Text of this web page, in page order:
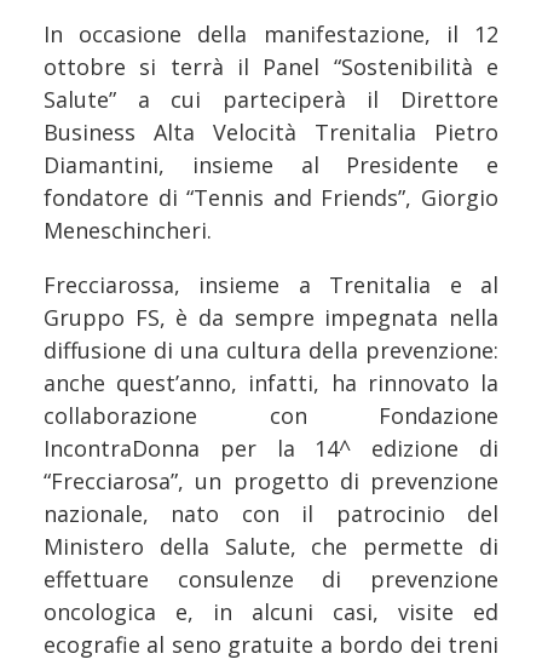
In occasione della manifestazione, il 12
ottobre si terrà il Panel “Sostenibilità e
Salute” a cui parteciperà il Direttore
Business Alta Velocità Trenitalia Pietro
Diamantini, insieme al Presidente e
fondatore di “Tennis and Friends”, Giorgio
Meneschincheri.
Frecciarossa, insieme a Trenitalia e al
Gruppo FS, è da sempre impegnata nella
diffusione di una cultura della prevenzione:
anche quest’anno, infatti, ha rinnovato la
collaborazione con Fondazione
IncontraDonna per la 14^ edizione di
“Frecciarosa”, un progetto di prevenzione
nazionale, nato con il patrocinio del
Ministero della Salute, che permette di
effettuare consulenze di prevenzione
oncologica e, in alcuni casi, visite ed
ecografie al seno gratuite a bordo dei treni